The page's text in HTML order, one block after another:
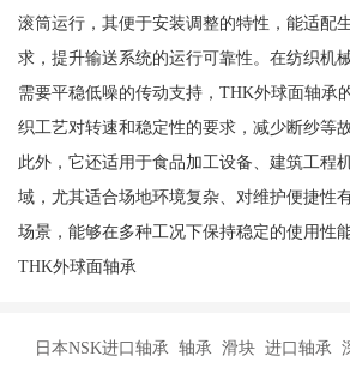
滚筒运行，其便于安装调整的特性，能适配
求，提升输送系统的运行可靠性。在纺织机
需要平稳低噪的传动支持，THK外球面轴承
织工艺对转速和稳定性的要求，减少断纱等故
此外，它还适用于食品加工设备、建筑工程
域，尤其适合场地环境复杂、对维护便捷性
场景，能够在多种工况下保持稳定的使用性能
THK外球面轴承
日本NSK进口轴承 轴承 滑块 进口轴承